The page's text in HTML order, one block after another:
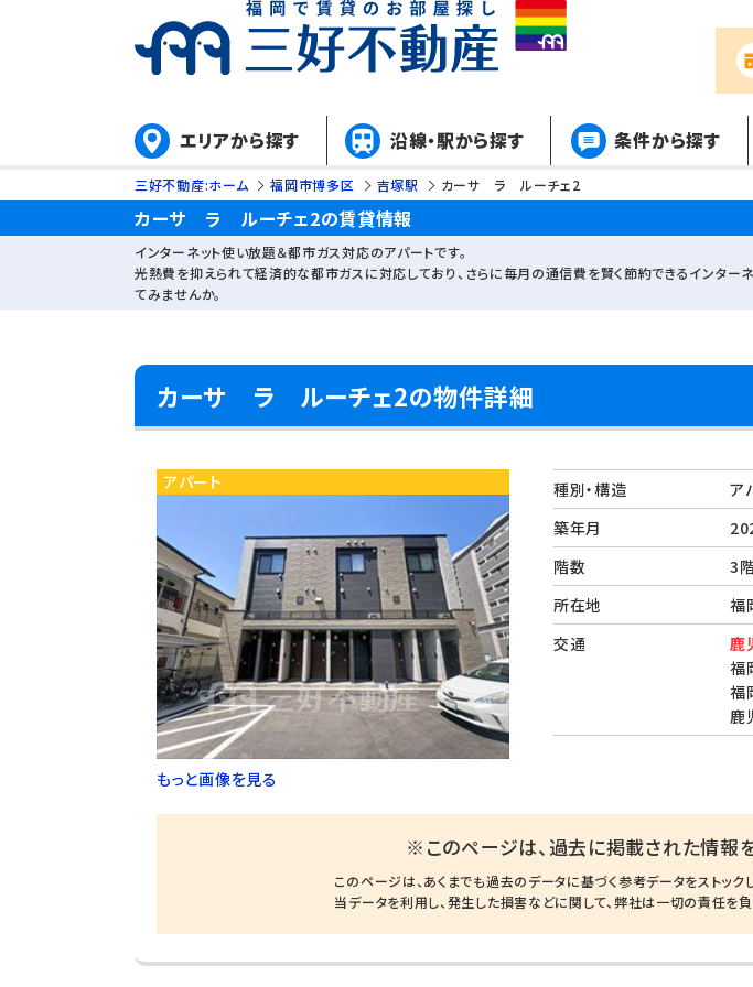
エリアから探す 沿線・駅から探す 条件から探す
三好不動産:ホーム 福岡市博多区 吉塚駅 カーサ ラ ルーチェ2
カーサ ラ ルーチェ2の賃貸情報
インターネット使い放題＆都市ガス対応のアパートです。
光熱費を抑えられて経済的な都市ガスに対応しており、さらに毎月の通信費を賢く節約できるインタ
てみませんか。
カーサ ラ ルーチェ2の物件詳細
アパート
もっと画像を見る
種別・構造
ア
築年月
階数
3
所在地
福
交通
鹿
福
福
鹿
※このページは、過去に掲載された情報
このページは、あくまでも過去のデータに基づく参考データをストッ
当データを利用し、発生した損害などに関して、弊社は一切の責任を